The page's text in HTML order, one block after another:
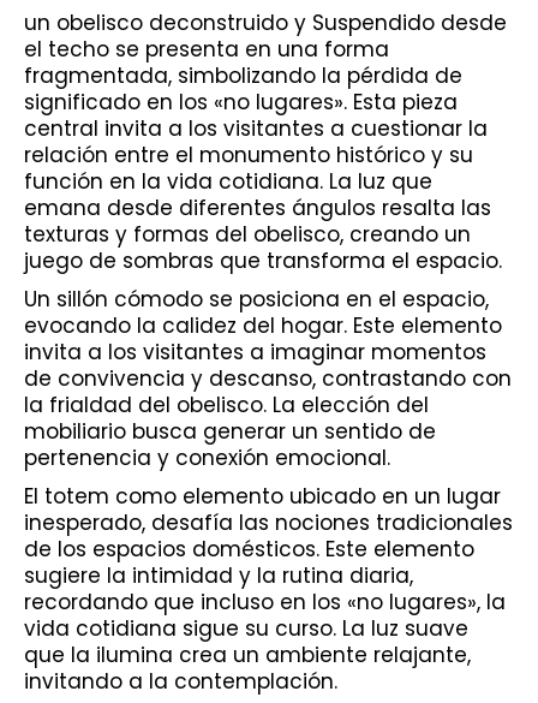
un obelisco deconstruido y Suspendido desde
el techo se presenta en una forma
fragmentada, simbolizando la pérdida de
significado en los «no lugares». Esta pieza
central invita a los visitantes a cuestionar la
relación entre el monumento histórico y su
función en la vida cotidiana. La luz que
emana desde diferentes ángulos resalta las
texturas y formas del obelisco, creando un
juego de sombras que transforma el espacio.
Un sillón cómodo se posiciona en el espacio,
evocando la calidez del hogar. Este elemento
invita a los visitantes a imaginar momentos
de convivencia y descanso, contrastando con
la frialdad del obelisco. La elección del
mobiliario busca generar un sentido de
pertenencia y conexión emocional.
El totem como elemento ubicado en un lugar
inesperado, desafía las nociones tradicionales
de los espacios domésticos. Este elemento
sugiere la intimidad y la rutina diaria,
recordando que incluso en los «no lugares», la
vida cotidiana sigue su curso. La luz suave
que la ilumina crea un ambiente relajante,
invitando a la contemplación.